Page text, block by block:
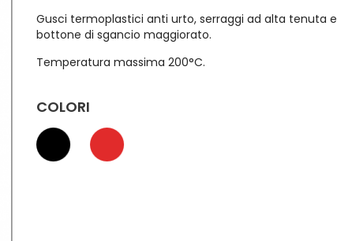
Gusci termoplastici anti urto, serraggi ad alta tenuta e
bottone di sgancio maggiorato.
Temperatura massima 200°C.
COLORI